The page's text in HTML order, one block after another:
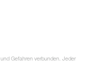
Gefahren verbunden. Jeder